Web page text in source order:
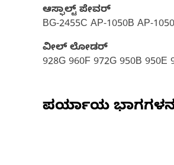
ಆಸ್ಫಾಲ್ಟ್ ಪೇವರ್‍
BG-2455C AP-1050B AP-
ವೀಲ್ ಲೋಡರ್
928G 960F 972G 950B 950E
ಪರ್ಯಾಯ